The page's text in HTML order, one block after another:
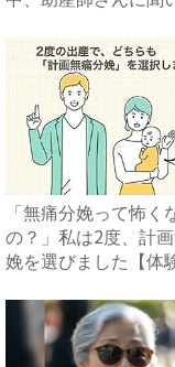
「無痛分娩って怖く
の？」私は2度、計
娩を選びました【体